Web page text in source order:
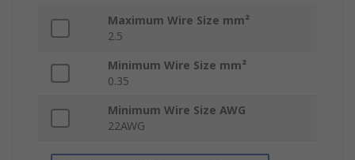
Maximum Wire Size mm²
2.5
Minimum Wire Size mm²
0.35
Minimum Wire Size AWG
22AWG